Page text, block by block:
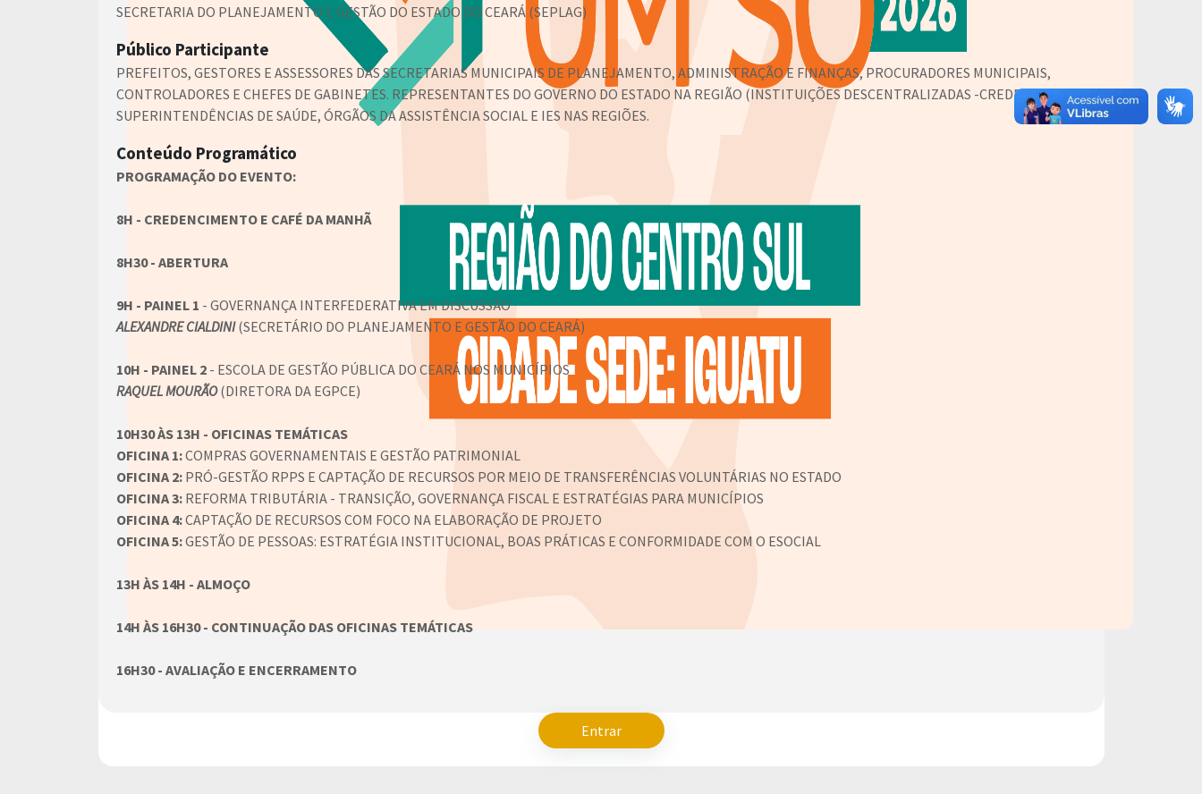
SECRETARIA DO PLANEJAMENTO E GESTÃO DO ESTADO DO CEARÁ (SEPLAG)
Público Participante
PREFEITOS, GESTORES E ASSESSORES DAS SECRETARIAS MUNICIPAIS DE PLANEJAMENTO, ADMINISTRAÇÃO E FINANÇAS, PROCURADORES MUNICIPAIS,
CONTROLADORES E CHEFES DE GABINETES. REPRESENTANTES DO GOVERNO DO ESTADO NA REGIÃO (INSTITUIÇÕES DESCENTRALIZADAS -CREDE,
SUPERINTENDÊNCIAS DE SAÚDE, ÓRGÃOS DA ASSISTÊNCIA SOCIAL E IES NAS REGIÕES.
Conteúdo Programático
PROGRAMAÇÃO DO EVENTO:
8H - CREDENCIMENTO E CAFÉ DA MANHÃ
8H30 - ABERTURA
9H - PAINEL 1 - GOVERNANÇA INTERFEDERATIVA EM DISCUSSÃO
ALEXANDRE CIALDINI(SECRETÁRIO DO PLANEJAMENTO E GESTÃO DO CEARÁ)
10H - PAINEL 2- ESCOLA DE GESTÃO PÚBLICA DO CEARÁ NOS MUNICÍPIOS
RAQUEL MOURÃO(DIRETORA DA EGPCE)
10H30 ÀS 13H - OFICINAS TEMÁTICAS
OFICINA 1:COMPRAS GOVERNAMENTAIS E GESTÃO PATRIMONIAL
OFICINA 2: PRÓ-GESTÃO RPPS E CAPTAÇÃO DE RECURSOS POR MEIO DE TRANSFERÊNCIAS VOLUNTÁRIAS NO ESTADO
OFICINA 3: REFORMA TRIBUTÁRIA - TRANSIÇÃO, GOVERNANÇA FISCAL E ESTRATÉGIAS PARA MUNICÍPIOS
OFICINA 4:CAPTAÇÃO DE RECURSOS COM FOCO NA ELABORAÇÃO DE PROJETO
OFICINA 5:GESTÃO DE PESSOAS: ESTRATÉGIA INSTITUCIONAL, BOAS PRÁTICAS E CONFORMIDADE COM O ESOCIAL
13H ÀS 14H - ALMOÇO
14H ÀS 16H30 - CONTINUAÇÃO DAS OFICINAS TEMÁTICAS
16H30 - AVALIAÇÃO E ENCERRAMENTO
Entrar